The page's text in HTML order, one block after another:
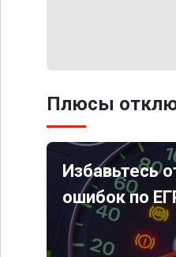
Плюсы
Избавьтесь
ошибок по